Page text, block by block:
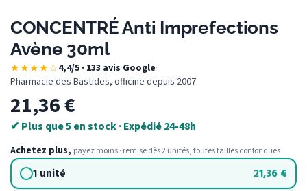
CONCENTRÉ Anti Imprefections
Avène 30ml
★★★★☆4,4/5 · 133 avis Google·
Pharmacie des Bastides, officine depuis 2007
21,36€
✔ Plus que 5 en stock · Expédié 24-48h
Achetez plus, payez moins · remise dès 2 unités, toutes tailles confondues
1 unité 21,36 €